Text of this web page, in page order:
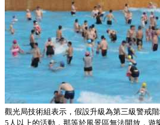
觀光局技術組表示，假設升級為第三級警戒
5人以上的活動，那等於風景區無法開放，遊